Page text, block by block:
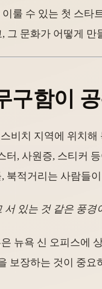
룰 수 있는 첫 스타
그 문화가 어떻게
구함이
비치 지역에 위치
터, 사원증, 스티커
북적거리는 사람들
서 있는 것 같은 풍
뉴욕 신 오피스에
보장하는 것이 중